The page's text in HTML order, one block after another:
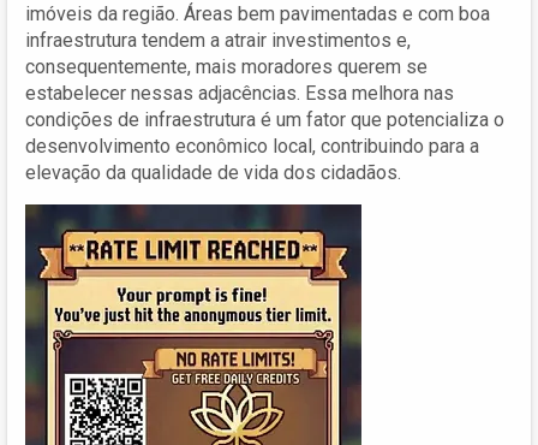
imóveis da região. Áreas bem pavimentadas e com boa
infraestrutura tendem a atrair investimentos e,
consequentemente, mais moradores querem se
estabelecer nessas adjacências. Essa melhora nas
condições de infraestrutura é um fator que potencializa o
desenvolvimento econômico local, contribuindo para a
elevação da qualidade de vida dos cidadãos.